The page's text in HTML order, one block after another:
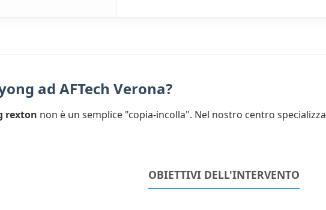
ad AFTech Verona?
rexton non è un semplice "copia-incolla". Nel nostro centro
OBIETTIVI DELL'INTERVENTO